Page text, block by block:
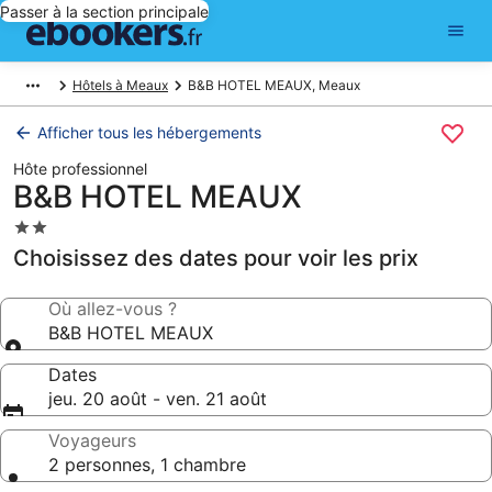
Passer à la section principale
Hôtels à Meaux B&B HOTEL MEAUX, Meaux
Afficher tous les hébergements
Hôte professionnel
B&B HOTEL MEAUX
Hébergement
2.0 étoiles
Choisissez des dates pour voir les prix
Où allez-vous ?
B&B HOTEL MEAUX
Dates
jeu. 20 août - ven. 21 août
Voyageurs
2 personnes, 1 chambre